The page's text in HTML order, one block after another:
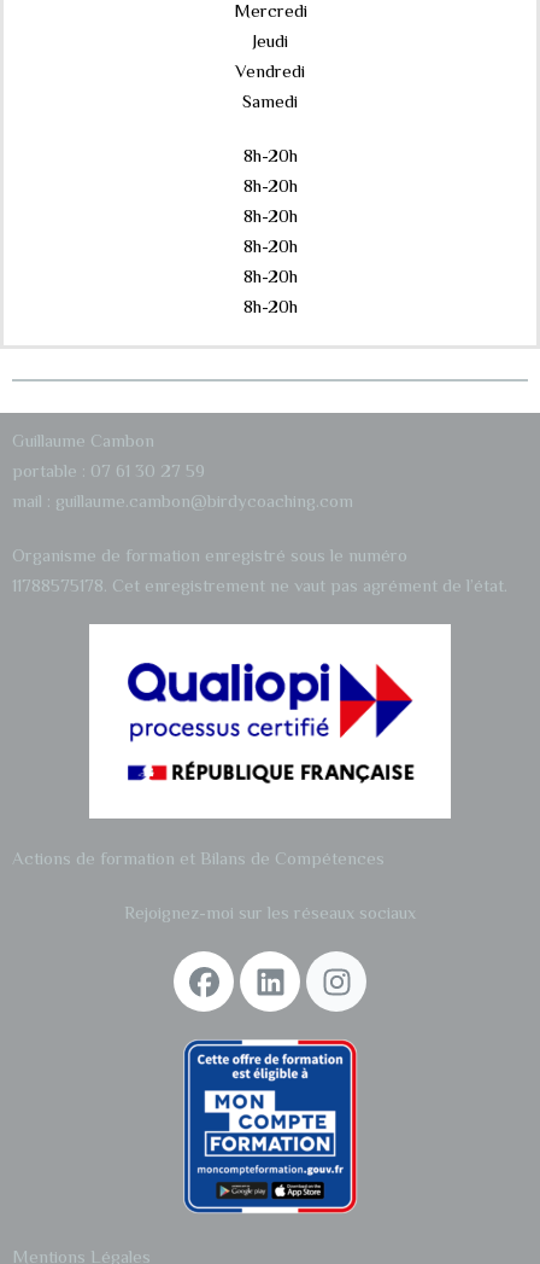
Mercredi
Jeudi
Vendredi
Samedi
8h-20h
8h-20h
8h-20h
8h-20h
8h-20h
8h-20h
Guillaume Cambon
portable : 07 61 30 27 59
mail : guillaume.cambon@birdycoaching.com
Organisme de formation enregistré sous le numéro
11788575178. Cet enregistrement ne vaut pas agrément de l’état.
Actions de formation et Bilans de Compétences
Rejoignez-moi sur les réseaux sociaux
Mentions Légales